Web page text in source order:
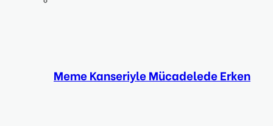
Meme Kanseriyle Mücadelede Erken